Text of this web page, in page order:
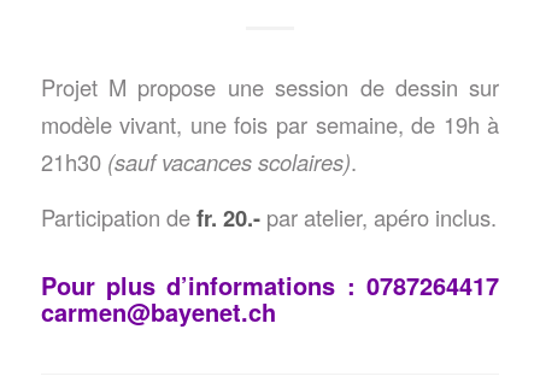
Projet M propose une session de dessin sur
modèle vivant, une fois par semaine, de 19h à
21h30 (sauf vacances scolaires).
Participation defr. 20.-par atelier, apéro inclus.
Pour plus d’informations : 0787264417
carmen@bayenet.ch